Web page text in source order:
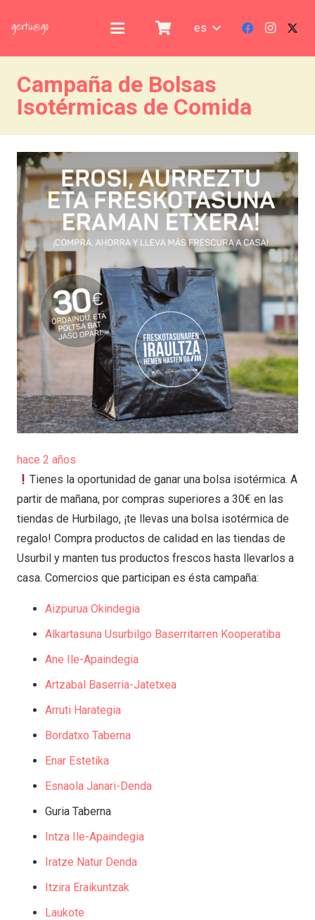
es
Campaña de Bolsas
Isotérmicas de Comida
hace 2 años
Tienes la oportunidad de ganar una bolsa isotérmica. A
partir de mañana, por compras superiores a 30€ en las
tiendas de Hurbilago, ¡te llevas una bolsa isotérmica de
regalo! Compra productos de calidad en las tiendas de
Usurbil y manten tus productos frescos hasta llevarlos a
casa. Comercios que participan es ésta campaña:
Aizpurua Okindegia
Alkartasuna Usurbilgo Baserritarren Kooperatiba
Ane Ile-Apaindegia
Artzabal Baserria-Jatetxea
Arruti Harategia
Bordatxo Taberna
Enar Estetika
Esnaola Janari-Denda
Guria Taberna
Intza Ile-Apaindegia
Iratze Natur Denda
Itzira Eraikuntzak
Laukote